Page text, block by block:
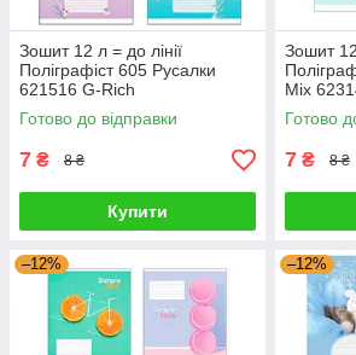
Зошит 12 л = до лінії
Поліграфіст 605 Русалки
621516 G-Rich
Готово до відправки
7 ₴ 8 ₴
Купити
Зошит 12
Mix
Готово
7 ₴ 8 ₴
–12% –12%